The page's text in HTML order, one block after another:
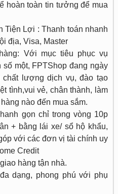
hoàn toàn tin tưởng để mua
Tiện Lợi : Thanh toán nhanh
địa, Visa, Master
Với mục tiêu phục vụ
một, FPTShop đang ngày
lượng dịch vụ, đào tạo
tình,vui vẻ, chân thành, làm
nào đến mua sắm.
gọn chỉ trong vòng 10p
+ bằng lái xe/ sổ hộ khẩu,
với các đơn vị tài chính uy
Credit
hàng tận nhà.
dạng, phong phú với phụ